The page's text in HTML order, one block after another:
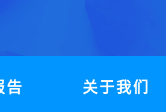
告 关于我们